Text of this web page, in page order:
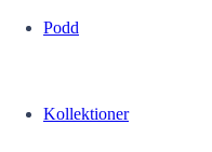
Podd
Kollektioner